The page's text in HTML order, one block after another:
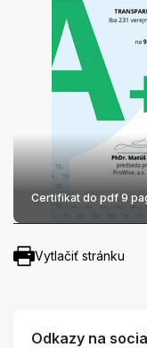
Certifikat do pdf 9
Vytlačiť stránku
Odkazy na